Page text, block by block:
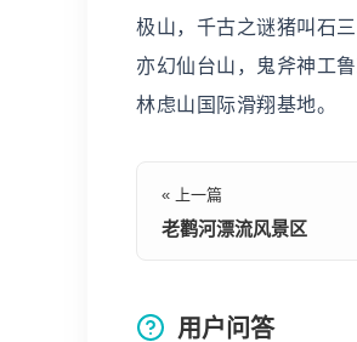
极山，千古之谜猪叫石
亦幻仙台山，鬼斧神工
林虑山国际滑翔基地。
« 上一篇
老鹳河漂流风景区
用户问答